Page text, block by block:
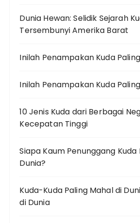
Dunia Hewan: Selidik Sejarah
Tersembunyi Amerika Barat
Inilah Penampakan Kuda
Inilah Penampakan Kuda
10 Jenis Kuda dari Berbagai
Kecepatan Tinggi
Siapa Kaum Penunggang Kuda
Dunia?
Kuda-Kuda Paling Mahal di
di Dunia